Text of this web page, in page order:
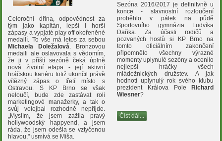
Celoroční dřina, odpovědnost za
tým jako kapitán, lepší i horší
zápasy a vypjaté play off okořeněné
medailí. To vše má letos za sebou
Michaela Doležalová. Bronzovou
medaili ale oslavovala s vědomím,
že ji v příští sezóně čeká úplně
nová životní etapa - její aktivní
hráčskou kariéru totiž ukončil právě
vítězný zápas o třetí místo s
Ostravou. S KP Brno se však
neloučí, bude zde zastávat roli
marketingové manažerky, a tak o
svůj volejbal rozhodně nepřijde.
„Myslím, že jsem zažila pravý
hollywoodský happyend, a jsem
ráda, že jsem odešla se vztyčenou
hlavou," usmívá se Míša.
Sezóna 2016/2017 je definitvně u
konce - slavnostní rozloučení
proběhlo v pátek na půdě
Sportovního gymnázia Ludvíka
Daňka. Za účasti rodičů a
pozvaných hostů si KP Brno na
tomto oficiálním zakončení
připomnělo všechny výrazné
momenty uplynulé sezóny a ocenilo
nejlepší hráčky všech
mládežnických družstev. A jak
hodnotí uplynulý rok svého klubu
prezident Králova PoleRichard
Wiesner?
Číst dál...